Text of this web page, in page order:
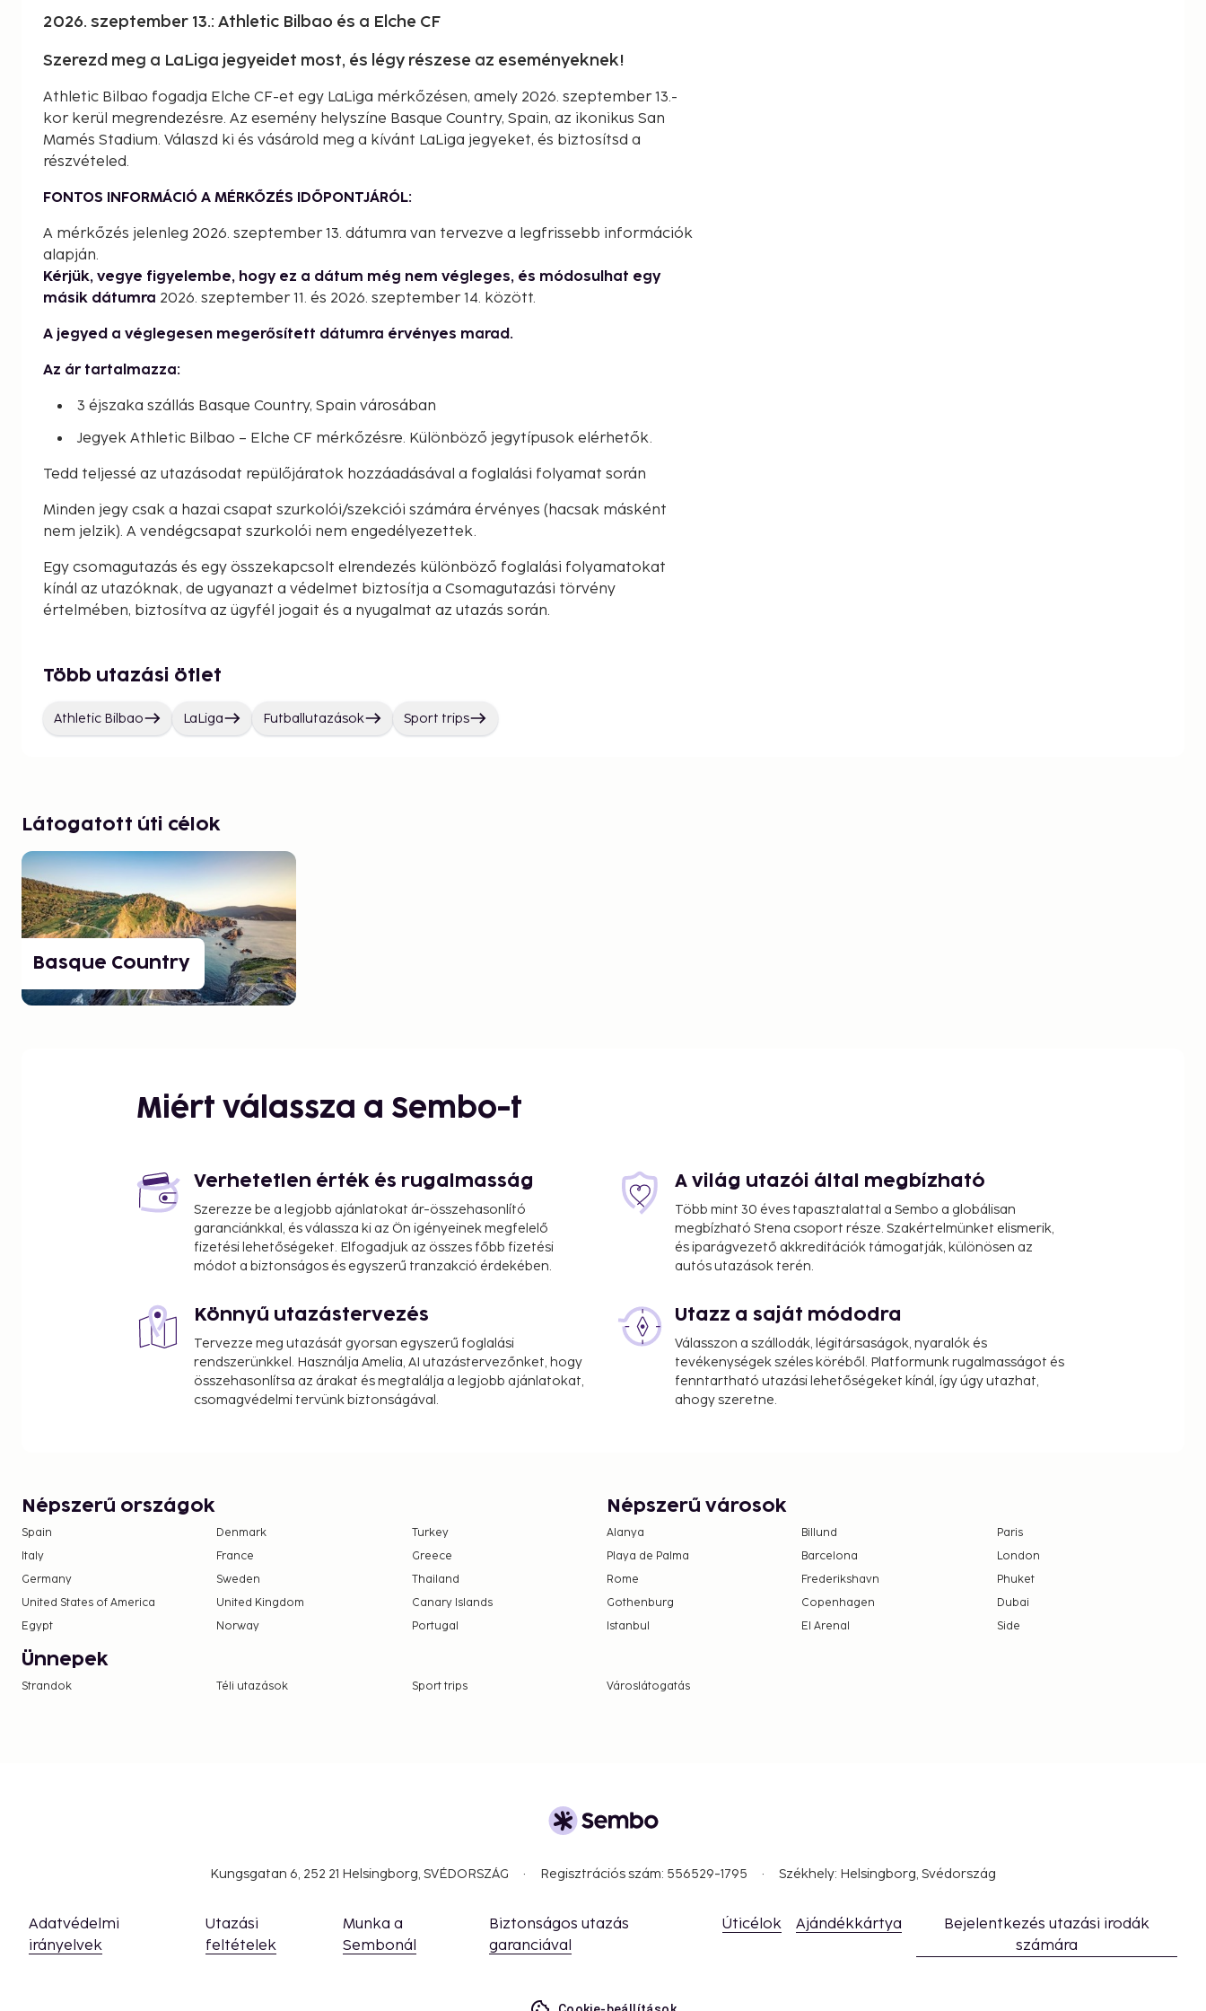
2026. szeptember 13.: Athletic Bilbao és a Elche CF
Szerezd meg a LaLiga jegyeidet most, és légy részese az eseményeknek!
Athletic Bilbao fogadja Elche CF-et egy LaLiga mérkőzésen, amely 2026. szeptember 13.-
kor kerül megrendezésre. Az esemény helyszíne Basque Country, Spain, az ikonikus San
Mamés Stadium. Válaszd ki és vásárold meg a kívánt LaLiga jegyeket, és biztosítsd a
részvételed.
FONTOS INFORMÁCIÓ A MÉRKŐZÉS IDŐPONTJÁRÓL:
A mérkőzés jelenleg 2026. szeptember 13. dátumra van tervezve a legfrissebb információk
alapján.
Kérjük, vegye figyelembe, hogy ez a dátum még nem végleges, és módosulhat egy
másik dátumra 2026. szeptember 11. és 2026. szeptember 14. között.
A jegyed a véglegesen megerősített dátumra érvényes marad.
Az ár tartalmazza:
3 éjszaka szállás Basque Country, Spain városában
Jegyek Athletic Bilbao – Elche CF mérkőzésre. Különböző jegytípusok elérhetők.
Tedd teljessé az utazásodat repülőjáratok hozzáadásával a foglalási folyamat során
Minden jegy csak a hazai csapat szurkolói/szekciói számára érvényes (hacsak másként
nem jelzik). A vendégcsapat szurkolói nem engedélyezettek.
Egy csomagutazás és egy összekapcsolt elrendezés különböző foglalási folyamatokat
kínál az utazóknak, de ugyanazt a védelmet biztosítja a Csomagutazási törvény
értelmében, biztosítva az ügyfél jogait és a nyugalmat az utazás során.
Több utazási ötlet
Athletic Bilbao LaLiga Futballutazások Sport trips
Látogatott úti célok
Basque Country
Miért válassza a Sembo-t
Verhetetlen érték és rugalmasság
Szerezze be a legjobb ajánlatokat ár-összehasonlító
garanciánkkal, és válassza ki az Ön igényeinek megfelelő
fizetési lehetőségeket. Elfogadjuk az összes főbb fizetési
módot a biztonságos és egyszerű tranzakció érdekében.
A világ utazói által megbízható
Több mint 30 éves tapasztalattal a Sembo a globálisan
megbízható Stena csoport része. Szakértelmünket elismerik,
és iparágvezető akkreditációk támogatják, különösen az
autós utazások terén.
Könnyű utazástervezés
Tervezze meg utazását gyorsan egyszerű foglalási
rendszerünkkel. Használja Amelia, AI utazástervezőnket, hogy
összehasonlítsa az árakat és megtalálja a legjobb ajánlatokat,
csomagvédelmi tervünk biztonságával.
Utazz a saját módodra
Válasszon a szállodák, légitársaságok, nyaralók és
tevékenységek széles köréből. Platformunk rugalmasságot és
fenntartható utazási lehetőségeket kínál, így úgy utazhat,
ahogy szeretne.
Népszerű országok
Spain Denmark
Turkey
Italy
France
Greece
Germany
Sweden
Thailand
United States of America
United Kingdom
Canary Islands
Egypt
Norway Portugal
Népszerű városok
Alanya Billund
Paris
Playa de Palma
Barcelona
London
Rome
Frederikshavn
Phuket
Gothenburg
Copenhagen
Dubai
Istanbul
El Arenal Side
Ünnepek
Strandok Téli utazások Sport trips Városlátogatás
Kungsgatan 6, 252 21 Helsingborg, SVÉDORSZÁG Regisztrációs szám: 556529-1795 Székhely: Helsingborg, Svédország
Adatvédelmi
irányelvek
Utazási
feltételek
Munka a
Sembonál
Biztonságos utazás
garanciával
Úticélok Ajándékkártya
Bejelentkezés utazási irodák
számára